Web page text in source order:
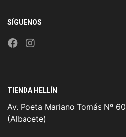
SÍGUENOS
TIENDA HELLÍN
Av. Poeta Mariano Tomás Nº
(Albacete)